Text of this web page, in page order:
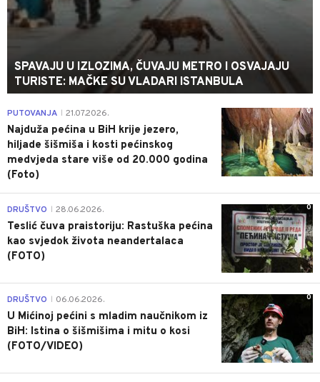
SPAVAJU U IZLOZIMA, ČUVAJU METRO I OSVAJAJU
TURISTE: MAČKE SU VLADARI ISTANBULA
0
PUTOVANJA 21.07.2026.
Najduža pećina u BiH krije jezero,
hiljade šišmiša i kosti pećinskog
medvjeda stare više od 20.000 godina
(Foto)
0
DRUŠTVO 28.06.2026.
Teslić čuva praistoriju: Rastuška pećina
kao svjedok života neandertalaca
(FOTO)
0
DRUŠTVO 06.06.2026.
U Mićinoj pećini s mladim naučnikom iz
BiH: Istina o šišmišima i mitu o kosi
(FOTO/VIDEO)